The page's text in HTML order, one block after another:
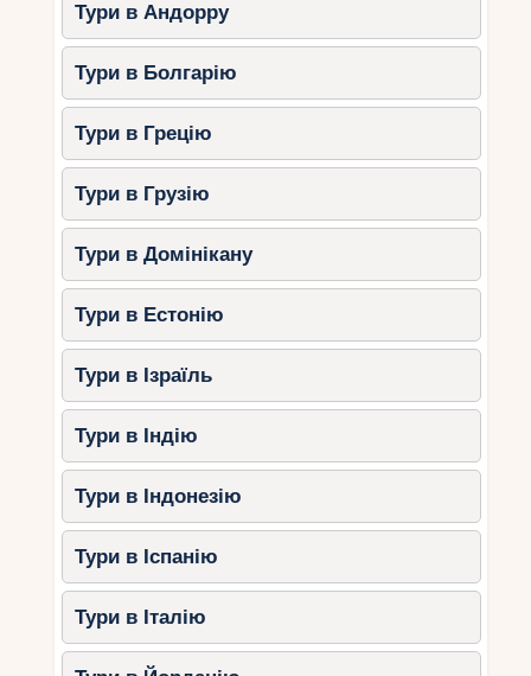
Тури в Андорру
Тури в Болгарію
Тури в Грецію
Тури в Грузію
Тури в Домінікану
Тури в Естонію
Тури в Ізраїль
Тури в Індію
Тури в Індонезію
Тури в Іспанію
Тури в Італію